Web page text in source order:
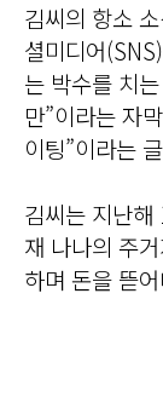
김씨의 항소
셜미디어
는 박수를 치
만”이라는 자
이팅”이라는
김씨는 지난
재 나나의 주
하며 돈을 뜯